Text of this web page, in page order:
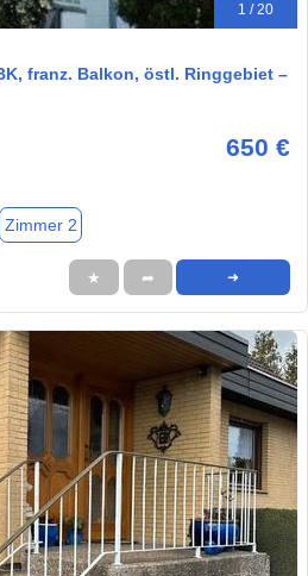
1 / 20
franz. Balkon, östl. Ringgebiet –
650 €
Zimmer 2
★ ➦ ➜